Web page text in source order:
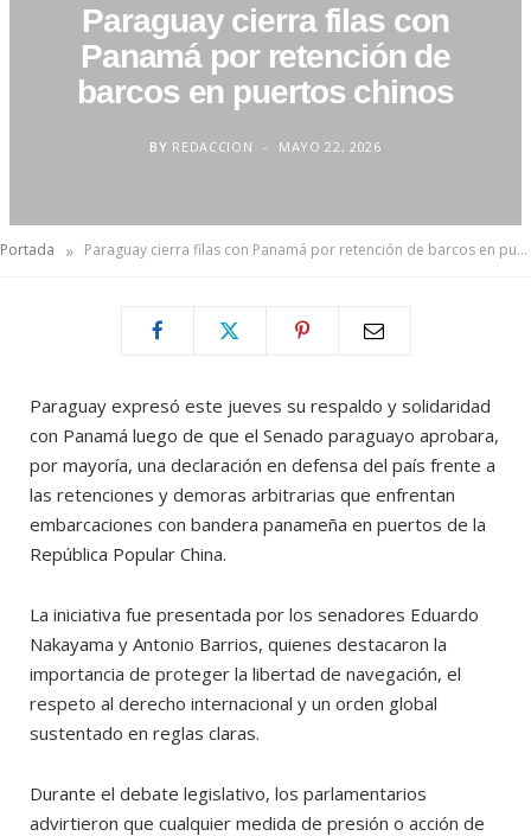
Paraguay cierra filas con
Panamá por retención de
barcos en puertos chinos
BY REDACCION MAYO 22, 2026
Portada » Paraguay cierra filas con Panamá por retención de barcos en puertos chinos
Paraguay expresó este jueves su respaldo y solidaridad
con Panamá luego de que el Senado paraguayo aprobara,
por mayoría, una declaración en defensa del país frente a
las retenciones y demoras arbitrarias que enfrentan
embarcaciones con bandera panameña en puertos de la
República Popular China.
La iniciativa fue presentada por los senadores Eduardo
Nakayama y Antonio Barrios, quienes destacaron la
importancia de proteger la libertad de navegación, el
respeto al derecho internacional y un orden global
sustentado en reglas claras.
Durante el debate legislativo, los parlamentarios
advirtieron que cualquier medida de presión o acción de